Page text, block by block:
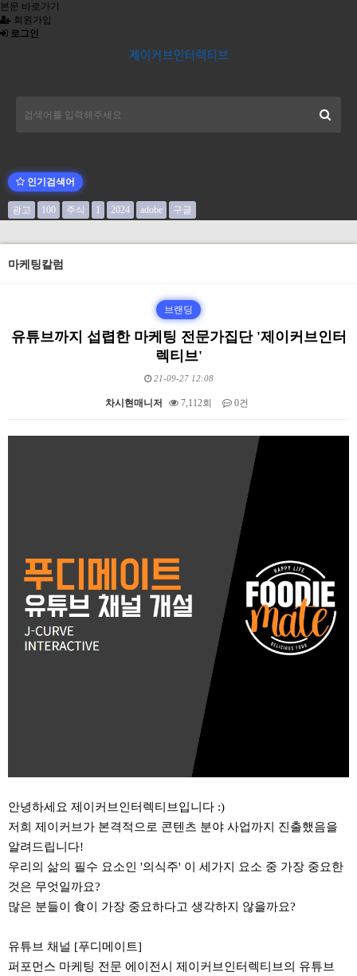
본문 바로가기
회원가입
로그인
인기검색어
광고 100 주식 1 2024 adobe 구글
마케팅칼럼
브랜딩
유튜브까지 섭렵한 마케팅 전문가집단 '제이커브인터
렉티브'
21-09-27 12:08
차시현매니저 7,112회 0건
안녕하세요 제이커브인터렉티브입니다 :)
저희 제이커브가 본격적으로 콘텐츠 분야 사업까지 진출했음을
알려드립니다!
우리의 삶의 필수 요소인 '의식주' 이 세가지 요소 중 가장 중요한
것은 무엇일까요?
많은 분들이 食이 가장 중요하다고 생각하지 않을까요?
유튜브 채널 [푸디메이트]
퍼포먼스 마케팅 전문 에이전시 제이커브인터렉티브의 유튜브